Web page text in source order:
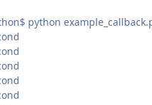
python